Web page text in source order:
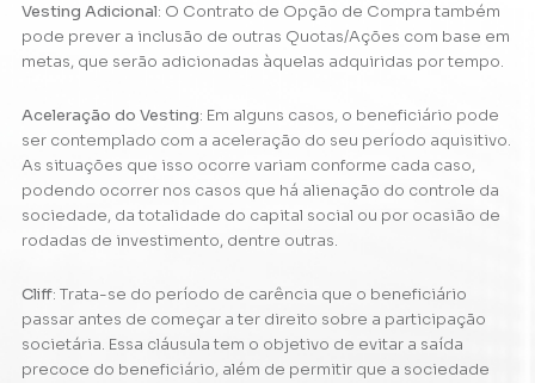
Vesting Adicional: O Contrato de Opção de Compra também
pode prever a inclusão de outras Quotas/Ações com base em
metas, que serão adicionadas àquelas adquiridas por tempo.
Aceleração do Vesting: Em alguns casos, o beneficiário pode
ser contemplado com a aceleração do seu período aquisitivo.
As situações que isso ocorre variam conforme cada caso,
podendo ocorrer nos casos que há alienação do controle da
sociedade, da totalidade do capital social ou por ocasião de
rodadas de investimento, dentre outras.
Cliff: Trata-se do período de carência que o beneficiário
passar antes de começar a ter direito sobre a participação
societária. Essa cláusula tem o objetivo de evitar a saída
precoce do beneficiário, além de permitir que a sociedade